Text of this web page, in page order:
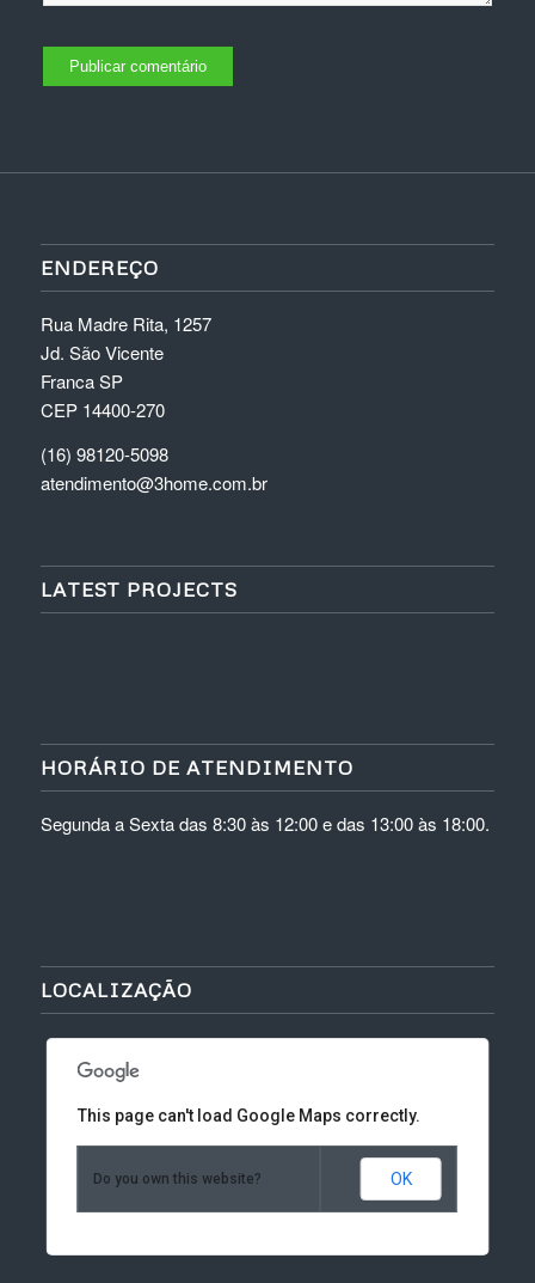
ENDEREÇO
Rua Madre Rita, 1257
Jd. São Vicente
Franca SP
CEP 14400-270
(16) 98120-5098
atendimento@3home.com.br
LATEST PROJECTS
HORÁRIO DE ATENDIMENTO
Segunda a Sexta das 8:30 às 12:00 e das 13:00 às 18:00.
LOCALIZAÇÃO
This page can't load Google Maps correctly.
Do you own this website? OK